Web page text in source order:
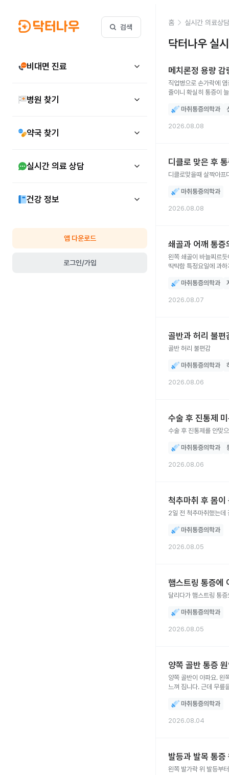
검색
비대면 진료
병원 찾기
약국 찾기
실시간 의료 상담
건강 정보
앱 다운로드
로그인/가입
홈 실시간 의료상담
닥터나우 실
메치론정 용량
직업병으로 손가락에
줄이니 확실히 통증이
마취통증의학과
2026.08.08
디클로 맞은 후
디클로맞을때 살짝아프
마취통증의학과
2026.08.08
쇄골과 어깨 통
왼쪽 쇄골이 바늘찌르
딱딱함 특정요일에
마취통증의학과
2026.08.07
골반과 허리 불
골반 허리 불편감
마취통증의학과
2026.08.06
수술 후 진통제
수술 후 진통제를 안맞
마취통증의학과
2026.08.06
척추마취 후 몸
2일 전 척추마취했는데
마취통증의학과
2026.08.05
햄스트링 통증에
달리다가 햄스트링 통
마취통증의학과
2026.08.05
양쪽 골반 통증
양쪽 골반이 아파요. 왼
느껴 짐니다. 근데 무릎
마취통증의학과
2026.08.04
발등과 발목 통
왼쪽 발가락 위 발등부